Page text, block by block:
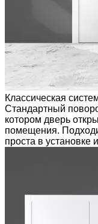
Классическая
Стандартный
котором дверь
помещения.
проста в установке